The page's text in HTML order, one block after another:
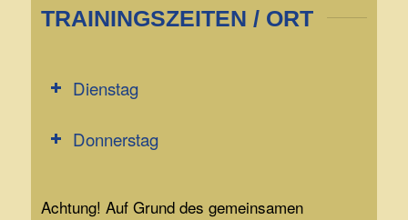
TRAININGSZEITEN / ORT
Dienstag
Donnerstag
Achtung! Auf Grund des gemeinsamen